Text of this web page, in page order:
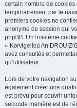
certain nombre de
temporairement par le
premiers cookies ne
anonyme de session qui
phpBB. Un troisième
« Korvigelloù An
avez consultés et
qu’utilisateur.
Lors de votre navigation
également créer une
est prévu pour couvrir
seconde manière est de